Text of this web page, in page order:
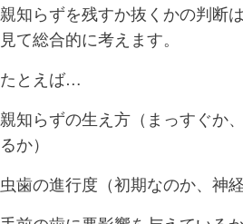
親知らずを残すか抜くかの判断
見て総合的に考えます。
たとえば…
親知らずの生え方（まっすぐか
るか）
虫歯の進行度（初期なのか、神